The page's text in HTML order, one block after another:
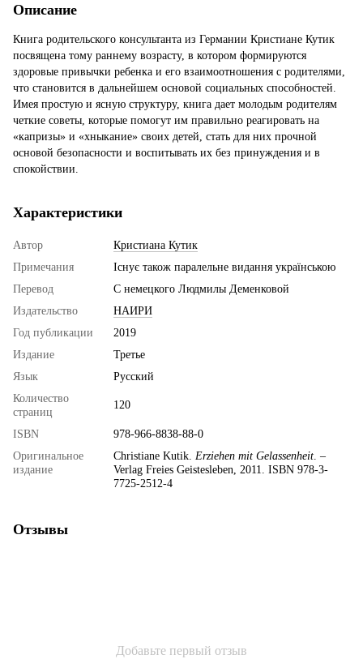
Описание
Книга родительского консультанта из Германии Кристиане Кутик
посвящена тому раннему возрасту, в котором формируются
здоровые привычки ребенка и его взаимоотношения с родителями,
что становится в дальнейшем основой социальных способностей.
Имея простую и ясную структуру, книга дает молодым родителям
четкие советы, которые помогут им правильно реагировать на
«капризы» и «хныкание» своих детей, стать для них прочной
основой безопасности и воспитывать их без принуждения и в
спокойствии.
Характеристики
Автор
Кристиана Кутик
Примечания
Існує також паралельне видання українською
Перевод
С немецкого Людмилы Деменковой
Издательство
НАИРИ
Год публикации
2019
Издание
Третье
Язык
Русский
Количество
страниц
120
ISBN
978-966-8838-88-0
Оригинальное
издание
Christiane Kutik. Erziehen mit Gelassenheit . –
Verlag Freies Geistesleben, 2011. ISBN 978-3-
7725-2512-4
Отзывы
Добавьте первый отзыв